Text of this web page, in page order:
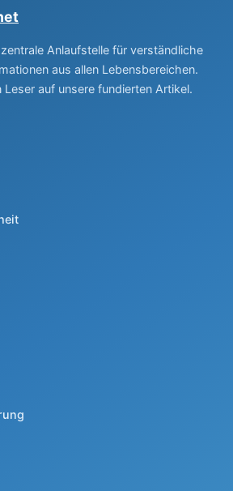
Anlaufstelle für verständliche
aus allen Lebensbereichen.
Leser auf unsere fundierten Artikel.